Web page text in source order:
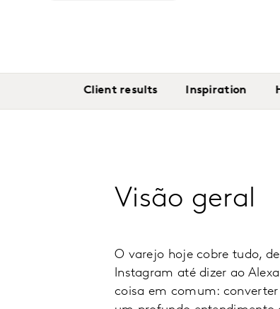
Client results Inspiration
Visão geral
O varejo hoje cobre tudo,
Instagram até dizer ao
coisa em comum: